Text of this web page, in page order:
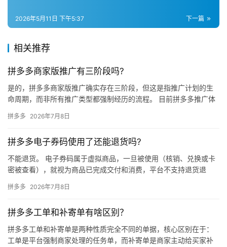
下一篇
2026年5月11日 下午5:37
相关推荐
拼多多商家版推广有三阶段吗?
是的，拼多多商家版推广确实存在三阶段，但这是指推广计划的生
命周期，而非所有推广类型都强制经历的流程。 目前拼多多推广体
拼多多 2026年7月8日
拼多多电子券码使用了还能退货吗?
不能退货。 电子券码属于虚拟商品，一旦被使用（核销、兑换或卡
密被查看），就视为商品已完成交付和消费，平台不支持退货退
使…
拼多多 2026年7月8日
拼多多工单和补寄单有啥区别？
拼多多工单和补寄单是两种性质完全不同的单据，核心区别在于：
工单是平台强制商家处理的任务单，而补寄单是商家主动给买家补